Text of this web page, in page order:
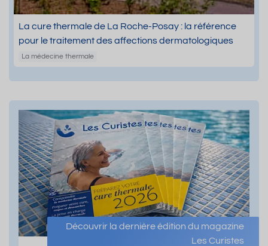
La cure thermale de La Roche-Posay : la référence
pour le traitement des affections dermatologiques
La médecine thermale
Découvrir la dernière édition du magazine
Les Curistes